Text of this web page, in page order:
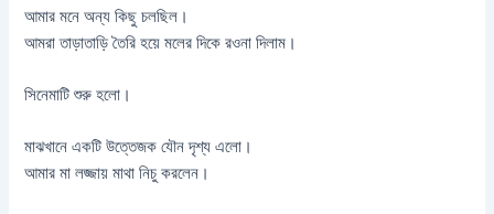
আমার মনে অন্য কিছু চলছিল।
আমরা তাড়াতাড়ি তৈরি হয়ে মলের দিকে রওনা দিলাম।
সিনেমাটি শুরু হলো।
মাঝখানে একটি উত্তেজক যৌন দৃশ্য এলো।
আমার মা লজ্জায় মাথা নিচু করলেন।